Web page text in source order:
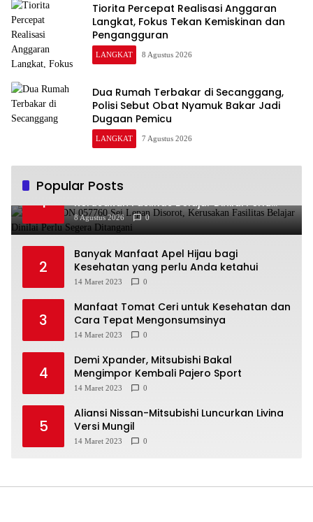
Tiorita Percepat Realisasi Anggaran
Langkat, Fokus Tekan Kemiskinan dan
Pengangguran
LANGKAT 8 Agustus 2026
Dua Rumah Terbakar di Secanggang,
Polisi Sebut Obat Nyamuk Bakar Jadi
Dugaan Pemicu
LANGKAT 7 Agustus 2026
Popular Posts
1
Kondisi SDN 057760 Sei Lepan Disorot,
Kerusakan Fasilitas Belajar Dinilai Perlu
Segera Ditangani
8 Agustus 2026 0
2
Banyak Manfaat Apel Hijau bagi
Kesehatan yang perlu Anda ketahui
14 Maret 2023 0
3
Manfaat Tomat Ceri untuk Kesehatan dan
Cara Tepat Mengonsumsinya
14 Maret 2023 0
4
Demi Xpander, Mitsubishi Bakal
Mengimpor Kembali Pajero Sport
14 Maret 2023 0
5
Aliansi Nissan-Mitsubishi Luncurkan Livina
Versi Mungil
14 Maret 2023 0